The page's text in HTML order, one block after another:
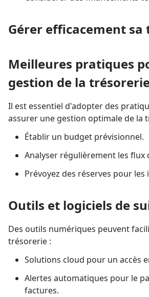
Gérer efficacement
Meilleures pratiques
gestion de la
Il est essentiel d'adopter des
assurer une gestion optimale de la
Établir un budget prévisionnel.
Analyser régulièrement les flux
Prévoyez des réserves pour les
Outils et logiciels de
Des outils numériques peuvent
trésorerie :
Solutions cloud pour un accès
Alertes automatiques pour le
factures.